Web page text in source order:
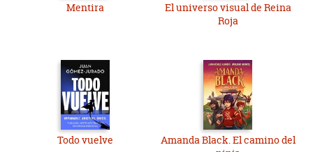
Mentira
El universo visual de Reina
Roja
Todo vuelve
Amanda Black. El camino del